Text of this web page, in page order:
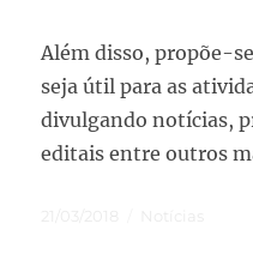
Além disso, propõe-
seja útil para as
divulgando notícias,
editais entre outros